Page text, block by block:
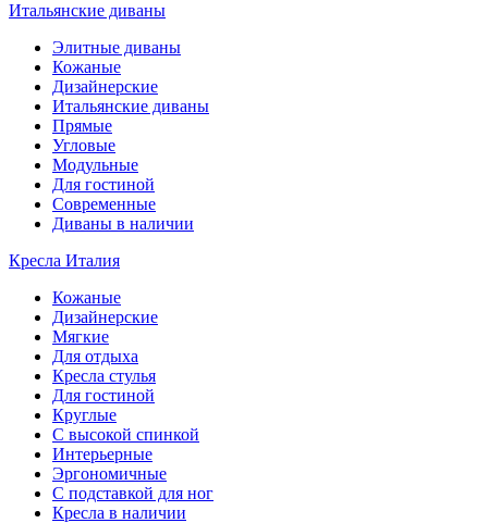
Итальянские диваны
Элитные диваны
Кожаные
Дизайнерские
Итальянские диваны
Прямые
Угловые
Модульные
Для гостиной
Современные
Диваны в наличии
Кресла Италия
Кожаные
Дизайнерские
Мягкие
Для отдыха
Кресла стулья
Для гостиной
Круглые
С высокой спинкой
Интерьерные
Эргономичные
С подставкой для ног
Кресла в наличии